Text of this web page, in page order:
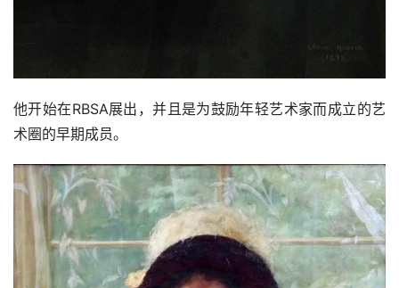
他开始在RBSA展出，并且是为鼓励年轻艺术家而成立的艺
术圈的早期成员。